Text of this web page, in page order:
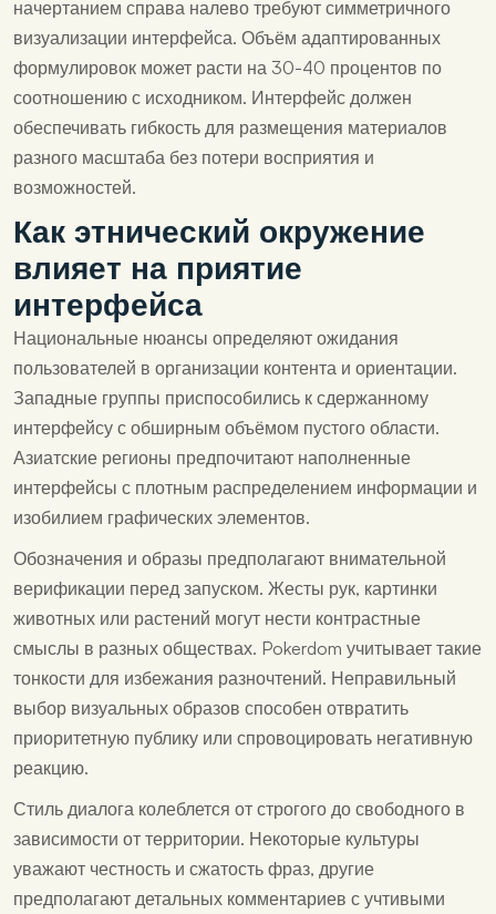
начертанием справа налево требуют симметричного
визуализации интерфейса. Объём адаптированных
формулировок может расти на 30-40 процентов по
соотношению с исходником. Интерфейс должен
обеспечивать гибкость для размещения материалов
разного масштаба без потери восприятия и
возможностей.
Как этнический окружение
влияет на приятие
интерфейса
Национальные нюансы определяют ожидания
пользователей в организации контента и ориентации.
Западные группы приспособились к сдержанному
интерфейсу с обширным объёмом пустого области.
Азиатские регионы предпочитают наполненные
интерфейсы с плотным распределением информации и
изобилием графических элементов.
Обозначения и образы предполагают внимательной
верификации перед запуском. Жесты рук, картинки
животных или растений могут нести контрастные
смыслы в разных обществах. Pokerdom учитывает такие
тонкости для избежания разночтений. Неправильный
выбор визуальных образов способен отвратить
приоритетную публику или спровоцировать негативную
реакцию.
Стиль диалога колеблется от строгого до свободного в
зависимости от территории. Некоторые культуры
уважают честность и сжатость фраз, другие
предполагают детальных комментариев с учтивыми